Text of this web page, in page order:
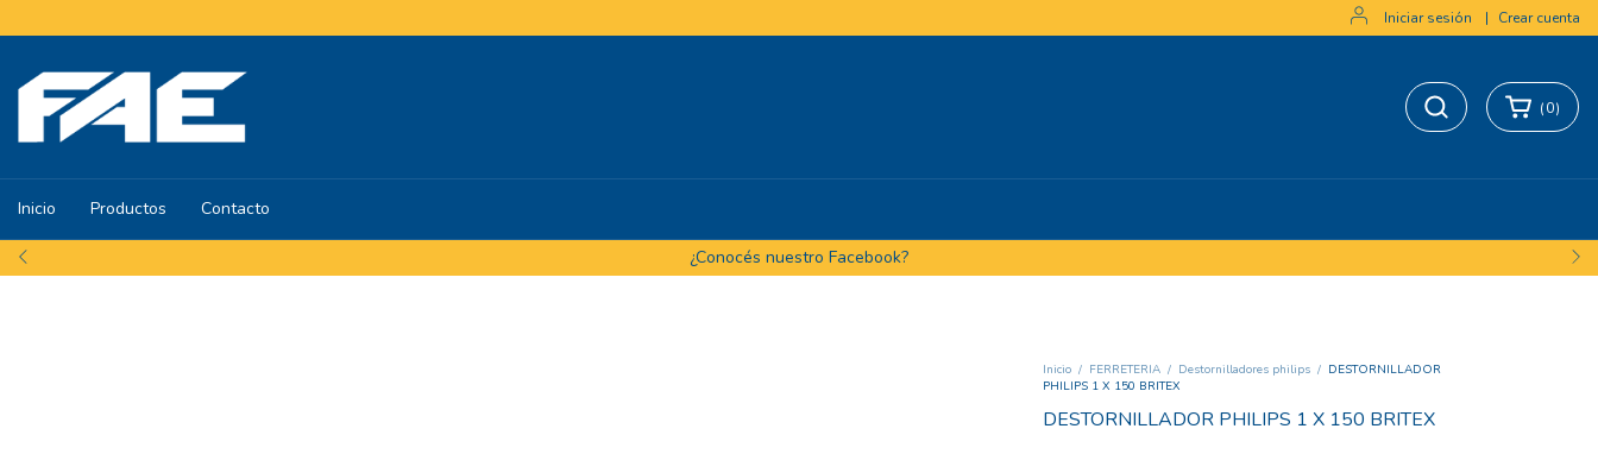
Iniciar sesión | Crear cuenta
¿Conocés nuestro Facebook?
(0)
Inicio Productos Contacto
Inicio / FERRETERIA / Destornilladores philips / DESTORNILLADOR
PHILIPS 1 X 150 BRITEX
DESTORNILLADOR PHILIPS 1 X 150 BRITEX